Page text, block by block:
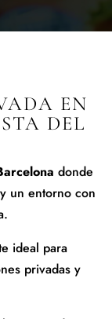
EN
DEL
donde
un entorno con
ideal para
privadas y